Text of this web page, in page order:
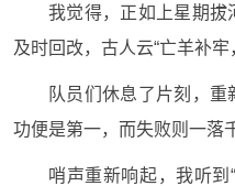
我觉得，正如上星期拔
及时回改，古人云“亡羊补牢
队员们休息了片刻，
功便是第一，而失败则一落
哨声重新响起，我听到